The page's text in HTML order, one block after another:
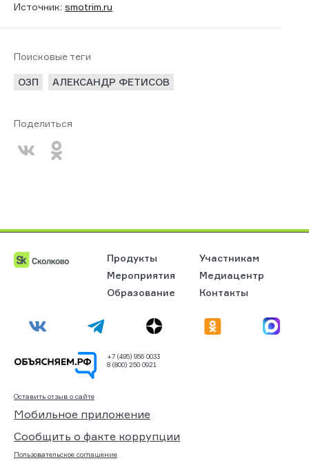
Источник: smotrim.ru
Поисковые теги
ОЗП АЛЕКСАНДР ФЕТИСОВ
Поделиться
Продукты
Участникам
Мероприятия
Медиацентр
Образование
Контакты
+7 (495) 956 0033
8 (800) 250 0921
Оставить отзыв о сайте
Мобильное приложение
Сообщить о факте коррупции
Пользовательское соглашение